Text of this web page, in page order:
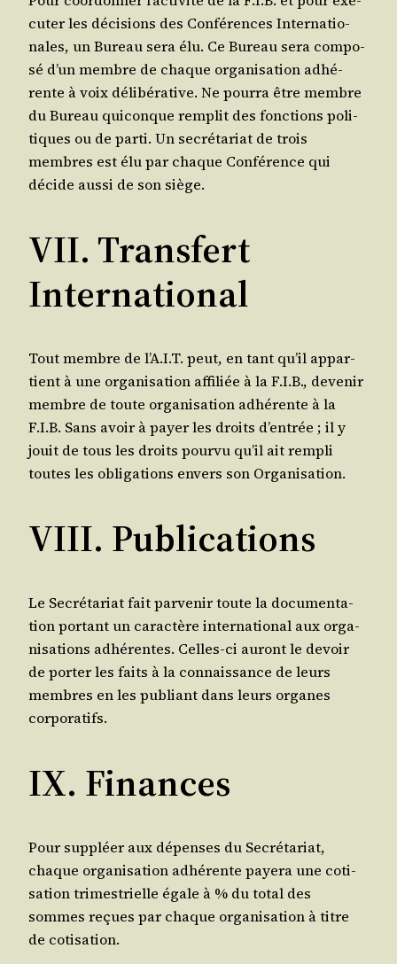
cu­ter les déci­sions des Confé­rences Inter­na­tio­
nales, un Bureau sera élu. Ce Bureau sera com­po­
sé d’un membre de chaque orga­ni­sa­tion adhé­
rente à voix déli­bé­ra­tive. Ne pour­ra être membre
du Bureau qui­conque rem­plit des fonc­tions poli­
tiques ou de par­ti. Un secré­ta­riat de trois
membres est élu par chaque Confé­rence qui
décide aus­si de son siège.
VII. Transfert
International
Tout membre de l’A.I.T. peut, en tant qu’il appar­
tient à une orga­ni­sa­tion affi­liée à la F.I.B., deve­nir
membre de toute orga­ni­sa­tion adhé­rente à la
F.I.B. Sans avoir à payer les droits d’en­trée ; il y
jouit de tous les droits pour­vu qu’il ait rem­pli
toutes les obli­ga­tions envers son Organisation.
VIII. Publications
Le Secré­ta­riat fait par­ve­nir toute la docu­men­ta­
tion por­tant un carac­tère inter­na­tio­nal aux orga­
ni­sa­tions adhé­rentes. Celles-ci auront le devoir
de por­ter les faits à la connais­sance de leurs
membres en les publiant dans leurs organes
corporatifs.
IX. Finances
Pour sup­pléer aux dépenses du Secré­ta­riat,
chaque orga­ni­sa­tion adhé­rente paye­ra une coti­
sa­tion tri­mes­trielle égale à % du total des
sommes reçues par chaque orga­ni­sa­tion à titre
de cotisation.